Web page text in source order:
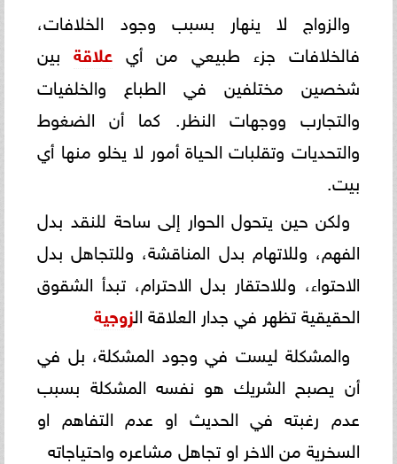
والزواج لا ينهار بسبب وجود الخلافات،
فالخلافات جزء طبيعي من أي علاقةبين
شخصين مختلفين في الطباع والخلفيات
والتجارب ووجهات النظر. كما أن الضغوط
والتحديات وتقلبات الحياة أمور لا يخلو منها أي
بيت.
ولكن حين يتحول الحوار إلى ساحة للنقد بدل
الفهم، وللاتهام بدل المناقشة، وللتجاهل بدل
الاحتواء، وللاحتقار بدل الاحترام، تبدأ الشقوق
الحقيقية تظهر في جدار العلاقة الزوجية
والمشكلة ليست في وجود المشكلة، بل في
أن يصبح الشريك هو نفسه المشكلة بسبب
عدم رغبته في الحديث او عدم التفاهم او
السخرية من الاخر او تجاهل مشاعره واحتياجاته